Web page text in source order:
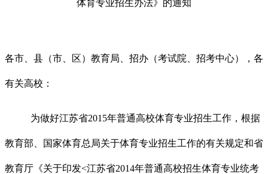
体育专业招生办法》的通知
各市、县（市、区）教育局、招办（考试院、招考中心）， 各
有关高校：
为做好江苏省2015年普通高校体育专业招生工作，根据
教育部、国家体育总局关于体育专业招生工作的有关规定和省
教育厅《关于印发<江苏省2014年普通高校招生体育专业统考